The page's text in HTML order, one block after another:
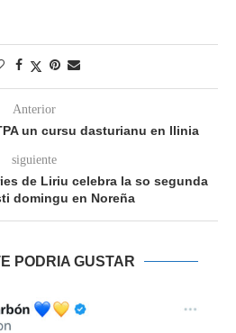
Anterior
un cursu dasturianu en llinia
siguiente
de Liriu celebra la so segunda
domingu en Noreña
PODRIA GUSTAR